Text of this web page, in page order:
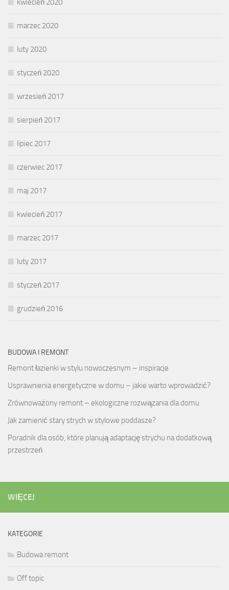
kwiecień 2020
marzec 2020
luty 2020
styczeń 2020
wrzesień 2017
sierpień 2017
lipiec 2017
czerwiec 2017
maj 2017
kwiecień 2017
marzec 2017
luty 2017
styczeń 2017
grudzień 2016
BUDOWA I REMONT
Remont łazienki w stylu nowoczesnym – inspiracje
Usprawnienia energetyczne w domu – jakie warto wprowadzić?
Zrównoważony remont – ekologiczne rozwiązania dla domu
Jak zamienić stary strych w stylowe poddasze?
Poradnik dla osób, które planują adaptację strychu na dodatkową
przestrzeń
WIĘCEJ
KATEGORIE
Budowa remont
Off topic